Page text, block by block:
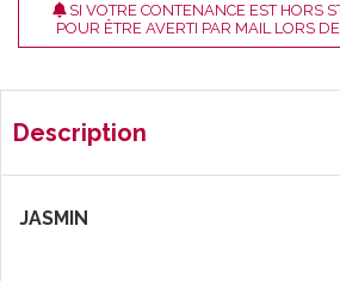
SI VOTRE CONTENANCE EST HORS
POUR ÊTRE AVERTI PAR MAIL LORS
Description
JASMIN